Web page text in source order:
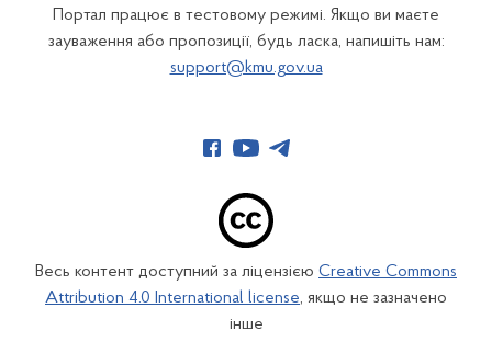
Портал працює в тестовому режимі. Якщо ви маєте
зауваження або пропозиції, будь ласка, напишіть нам:
support@kmu.gov.ua
Весь контент доступний за ліцензією Creative Commons
Attribution 4.0 International license, якщо не зазначено
інше